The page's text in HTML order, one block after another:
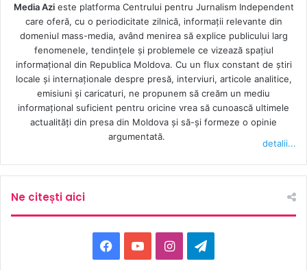
Media Azieste platforma Centrului pentru Jurnalism Independent
care oferă, cu o periodicitate zilnică, informații relevante din
domeniul mass-media, având menirea să explice publicului larg
fenomenele, tendințele și problemele ce vizează spațiul
informațional din Republica Moldova. Cu un flux constant de ştiri
locale şi internaţionale despre presă, interviuri, articole analitice,
emisiuni și caricaturi, ne propunem să creăm un mediu
informaţional suficient pentru oricine vrea să cunoască ultimele
actualităţi din presa din Moldova şi să-şi formeze o opinie
argumentată.
detalii...
Ne citești aici
Facebook
YouTubeInstagramTelegram